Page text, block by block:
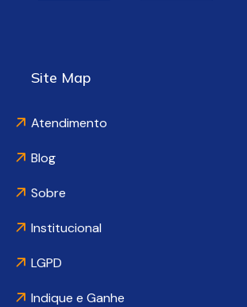
Site Map
Atendimento
Blog
Sobre
Institucional
LGPD
Indique e Ganhe